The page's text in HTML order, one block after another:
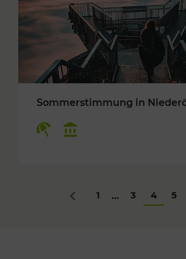
Sommerstimmung in
Zurück
1 ... 3 4 5